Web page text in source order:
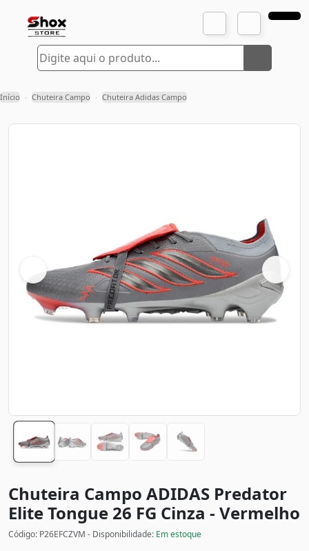
Início › Chuteira Campo › Chuteira Adidas Campo
Chuteira Campo ADIDAS Predator
Elite Tongue 26 FG Cinza - Vermelho
Código: P26EFCZVM - Disponibilidade: Em estoque